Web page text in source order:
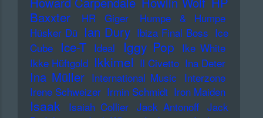
Baxxter
HR Giger
Humpe & Humpe
Hüsker Dü Ian Dury Ibiza Final Boss Ice
Cube
Ice-T Ideal Iggy Pop Ike White
Ikke Hüftgold Ikkimel Il Civetto Ina Deter
Ina Müller International Music Interzone
Irene Schweizer Irmin Schmidt Iron Maiden
Isaak Isaiah Collier Jack Antonoff Jack